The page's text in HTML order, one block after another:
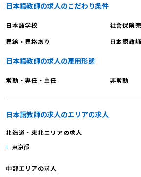
◆ FPT日本語学校
東京都荒川区東日暮里4-3-5
パンホールディングス株式会社が設立した日
日本語教師の求人のこだわり条件
日本語学校
社会保険
昇給・昇格あり
日本語教師
日本語教師の求人の雇用形態
常勤・専任・主任 非常勤
日本語教師の求人のエリアの求人
北海道・東北エリアの求人
東京都
中部エリアの求人